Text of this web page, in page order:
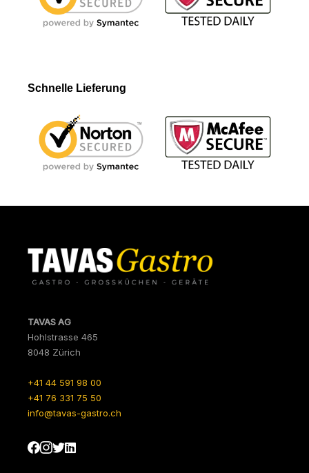
Schnelle Lieferung
TAVAS AG
Hohlstrasse 465
8048 Zürich
+41 44 591 98 00
+41 76 331 75 50
info@tavas-gastro.ch